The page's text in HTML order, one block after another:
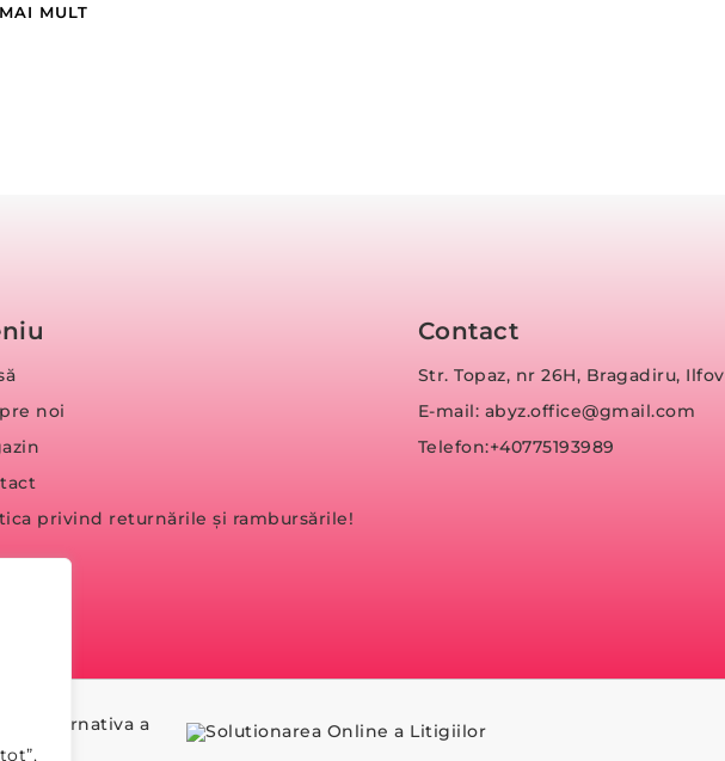
MULT
noi
privind returnările și rambursările!
Contact
Str. Topaz, nr 26H, Bragadiru, Ilfov
E-mail: abyz.office@gmail.com
Telefon:+40775193989